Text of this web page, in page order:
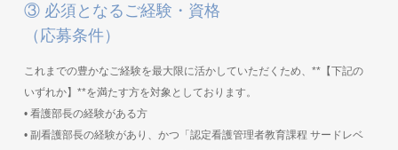
③ 必須となるご経験・資格
（応募条件）
これまでの豊かなご経験を最大限に活かしていただくため、**【下記の
いずれか】**を満たす方を対象としております。
• 看護部長の経験がある方
• 副看護部長の経験があり、かつ「認定看護管理者教育課程 サードレベ